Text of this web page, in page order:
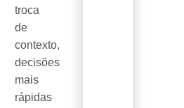
troca
de
contexto,
decisões
mais
rápidas